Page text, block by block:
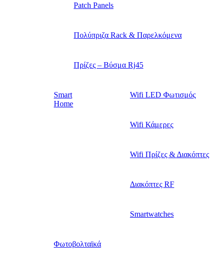
Patch Panels
Πολύπριζα Rack & Παρελκόμενα
Πρίζες – Βύσμα Rj45
Smart
Home
Wifi LED Φωτισμός
Wifi Κάμερες
Wifi Πρίζες & Διακόπτες
Διακόπτες RF
Smartwatches
Φωτοβολταϊκά